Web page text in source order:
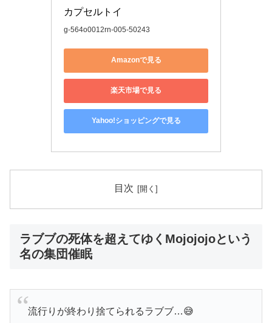
カプセルトイ
g-564o0012rn-005-50243
Amazonで見る
楽天市場で見る
Yahoo!ショッピングで見る
目次
ラブブの死体を超えてゆくMojojojoという
名の集団催眠
流行りが終わり捨てられるラブブ…😅